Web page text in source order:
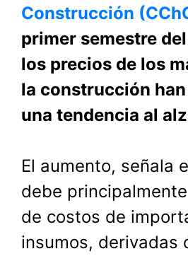
Construcción
primer semestre
los precios de los
la construcción
una tendencia al
El aumento, señala
debe
de costos de
insumos, derivadas